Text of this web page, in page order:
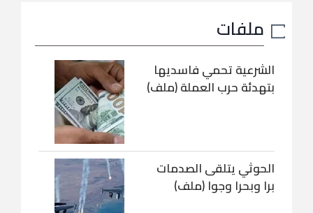
ملفات
الشرعية تحمي فاسديها
بتهدئة حرب العملة (ملف)
الحوثي يتلقى الصدمات
برا وبحرا وجوا (ملف)